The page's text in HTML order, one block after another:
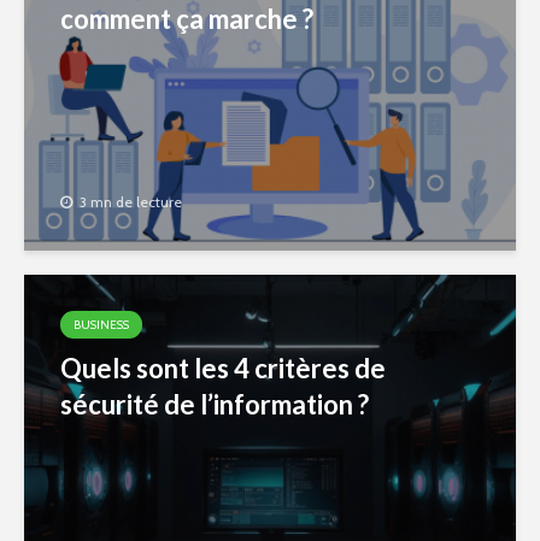
comment ça marche ?
3 mn de lecture
BUSINESS
Quels sont les 4 critères de
sécurité de l’information ?